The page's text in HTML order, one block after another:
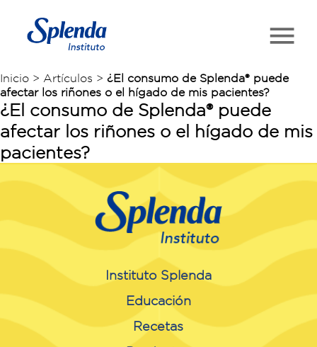
Inicio > Artículos > ¿El consumo de Splenda® puede
afectar los riñones o el hígado de mis pacientes?
¿El consumo de Splenda® puede
afectar los riñones o el hígado de mis
pacientes?
Instituto Splenda
Educación
Recetas